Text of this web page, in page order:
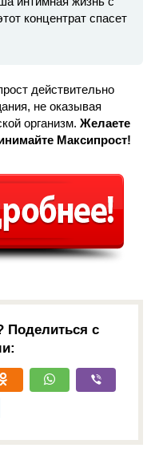
концентрат спасет
действительно
не оказывая
организм. Желаете
Максипрост!
Поделиться с